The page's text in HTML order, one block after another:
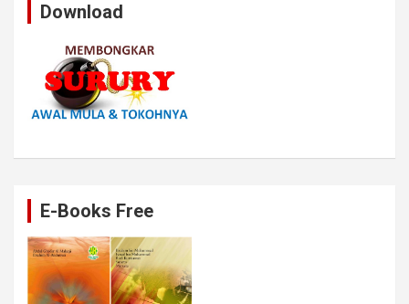
Download
E-Books Free